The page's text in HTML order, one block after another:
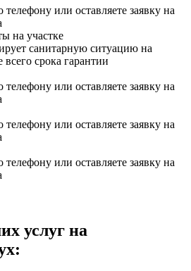
или оставляете заявку на
на участке
санитарную ситуацию на
срока гарантии
или оставляете заявку на
или оставляете заявку на
или оставляете заявку на
услуг на